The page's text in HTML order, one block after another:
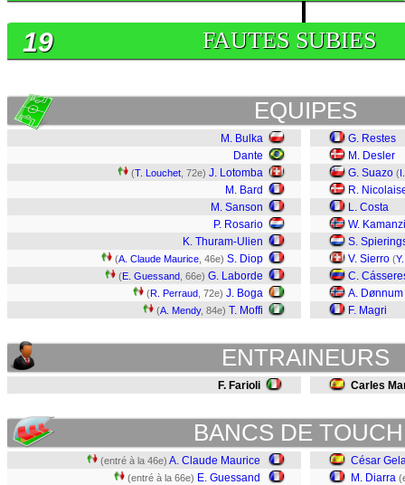
FAUTES SUBIES
19
EQUIPES
M. Bulka
Dante
(T. Louchet , 72e) J. Lotomba
M. Bard
M. Sanson
P. Rosario
K. Thuram-Ulien
(A. Claude Maurice , 46e) S. Diop
(E. Guessand , 66e) G. Laborde
(R. Perraud , 72e) J. Boga
(A. Mendy, 84e) T. Moffi
G. Restes
M. Desler
G. Suazo (
R.
L. Costa
W. Kamanzi
S.
V. Sierro (
C.
A. Dønnum
F. Magri
ENTRAINEURS
F. Farioli Carles
BANCS DE
(entré à la 46e) A. Claude Maurice
(entré à la 66e) E. Guessand
César
M. Diarra